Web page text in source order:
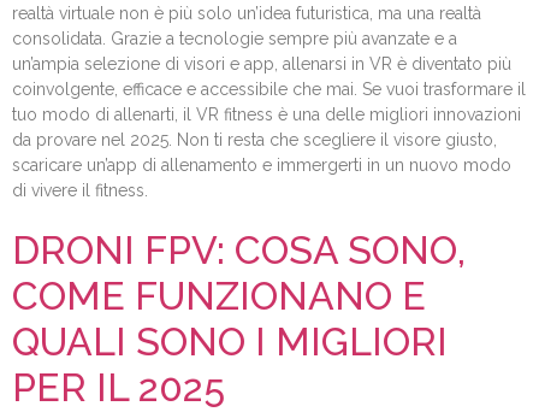
realtà virtuale non è più solo un’idea futuristica, ma una realtà
consolidata. Grazie a tecnologie sempre più avanzate e a
un’ampia selezione di visori e app, allenarsi in VR è diventato più
coinvolgente, efficace e accessibile che mai. Se vuoi trasformare il
tuo modo di allenarti, il VR fitness è una delle migliori innovazioni
da provare nel 2025. Non ti resta che scegliere il visore giusto,
scaricare un’app di allenamento e immergerti in un nuovo modo
di vivere il fitness.
DRONI FPV: COSA SONO,
COME FUNZIONANO E
QUALI SONO I MIGLIORI
PER IL 2025